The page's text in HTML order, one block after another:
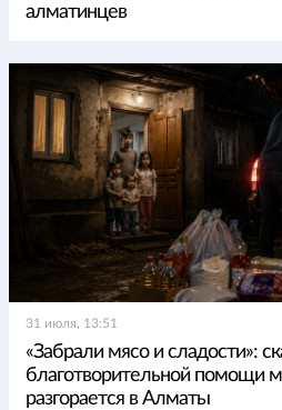
алматинцев
31 июля, 13:51
«Забрали мясо и сладости»:
благотворительной помощи
разгорается в Алматы